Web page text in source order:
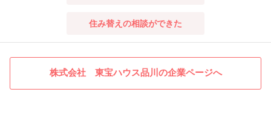
住み替えの相談ができた
株式会社 東宝ハウス品川の企業ページへ